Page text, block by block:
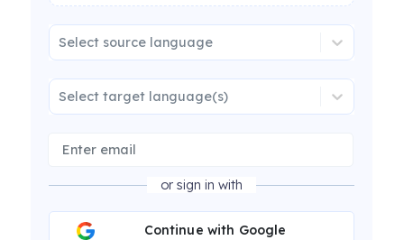
Select source language
Select target language(s)
or sign in with
Continue with Google